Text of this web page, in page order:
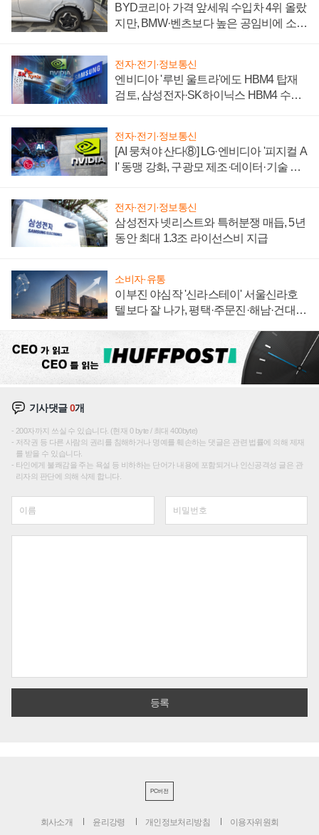
BYD코리아 가격 앞세워 수입차 4위 올랐
지만, BMW·벤츠보다 높은 공임비에 소비
전자·전기·정보통신
엔비디아 '루빈 울트라'에도 HBM4 탑재
검토, 삼성전자·SK하이닉스 HBM4 수율
전자·전기·정보통신
[AI 뭉쳐야 산다⑧] LG·엔비디아 '피지컬 A
I' 동맹 강화, 구광모 제조·데이터·기술 결
전자·전기·정보통신
삼성전자 넷리스트와 특허분쟁 매듭, 5년
동안 최대 1.3조 라이선스비 지급
소비자·유통
이부진 야심작 '신라스테이' 서울신라호
텔보다 잘 나가, 평택·주문진·해남·건대로
기사댓글0개
200자까지 쓰실 수 있습니다. (현재 0 byte / 최대 400byte)
저작권 등 다른 사람의 권리를 침해하거나 명예를 훼손하는 댓글은 관련 법률에 의해 제재
를 받을 수 있습니다.
타인에게 불쾌감을 주는 욕설 등 비하하는 단어가 내용에 포함되거나 인신공격성 글은 관
리자의 판단에 의해 삭제 합니다.
PC버전
회사소개 윤리강령 개인정보처리방침 이용자위원회